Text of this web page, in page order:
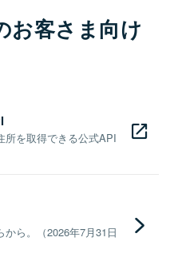
お客さま向け
所を取得できる公式API
ら。（2026年7月31日